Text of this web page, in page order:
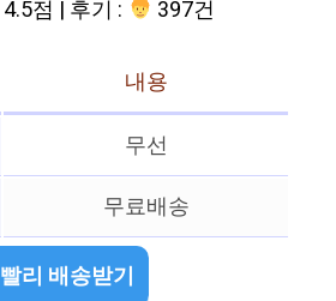
점 | 후기 : 397건
내용
무선
무료배송
빨리 배송받기